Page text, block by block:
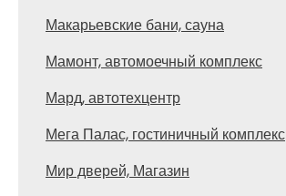
Макарьевские бани, сауна
Мамонт, автомоечный комплекс
Мард, автотехцентр
Мега Палас, гостиничный комплекс
Мир дверей, Магазин